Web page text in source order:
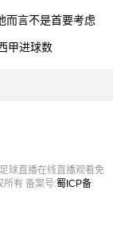
而言不是首要考虑
甲进球数
球直播在线直播观看免
所有 备案号:蜀ICP备